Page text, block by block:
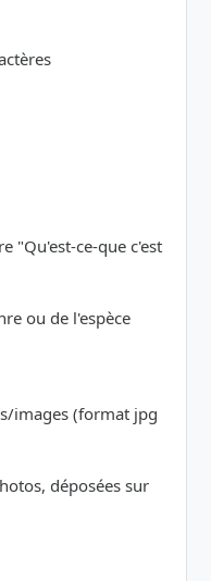
"Qu'est-ce-que c'est
ou de l'espèce
images (format jpg
déposées sur